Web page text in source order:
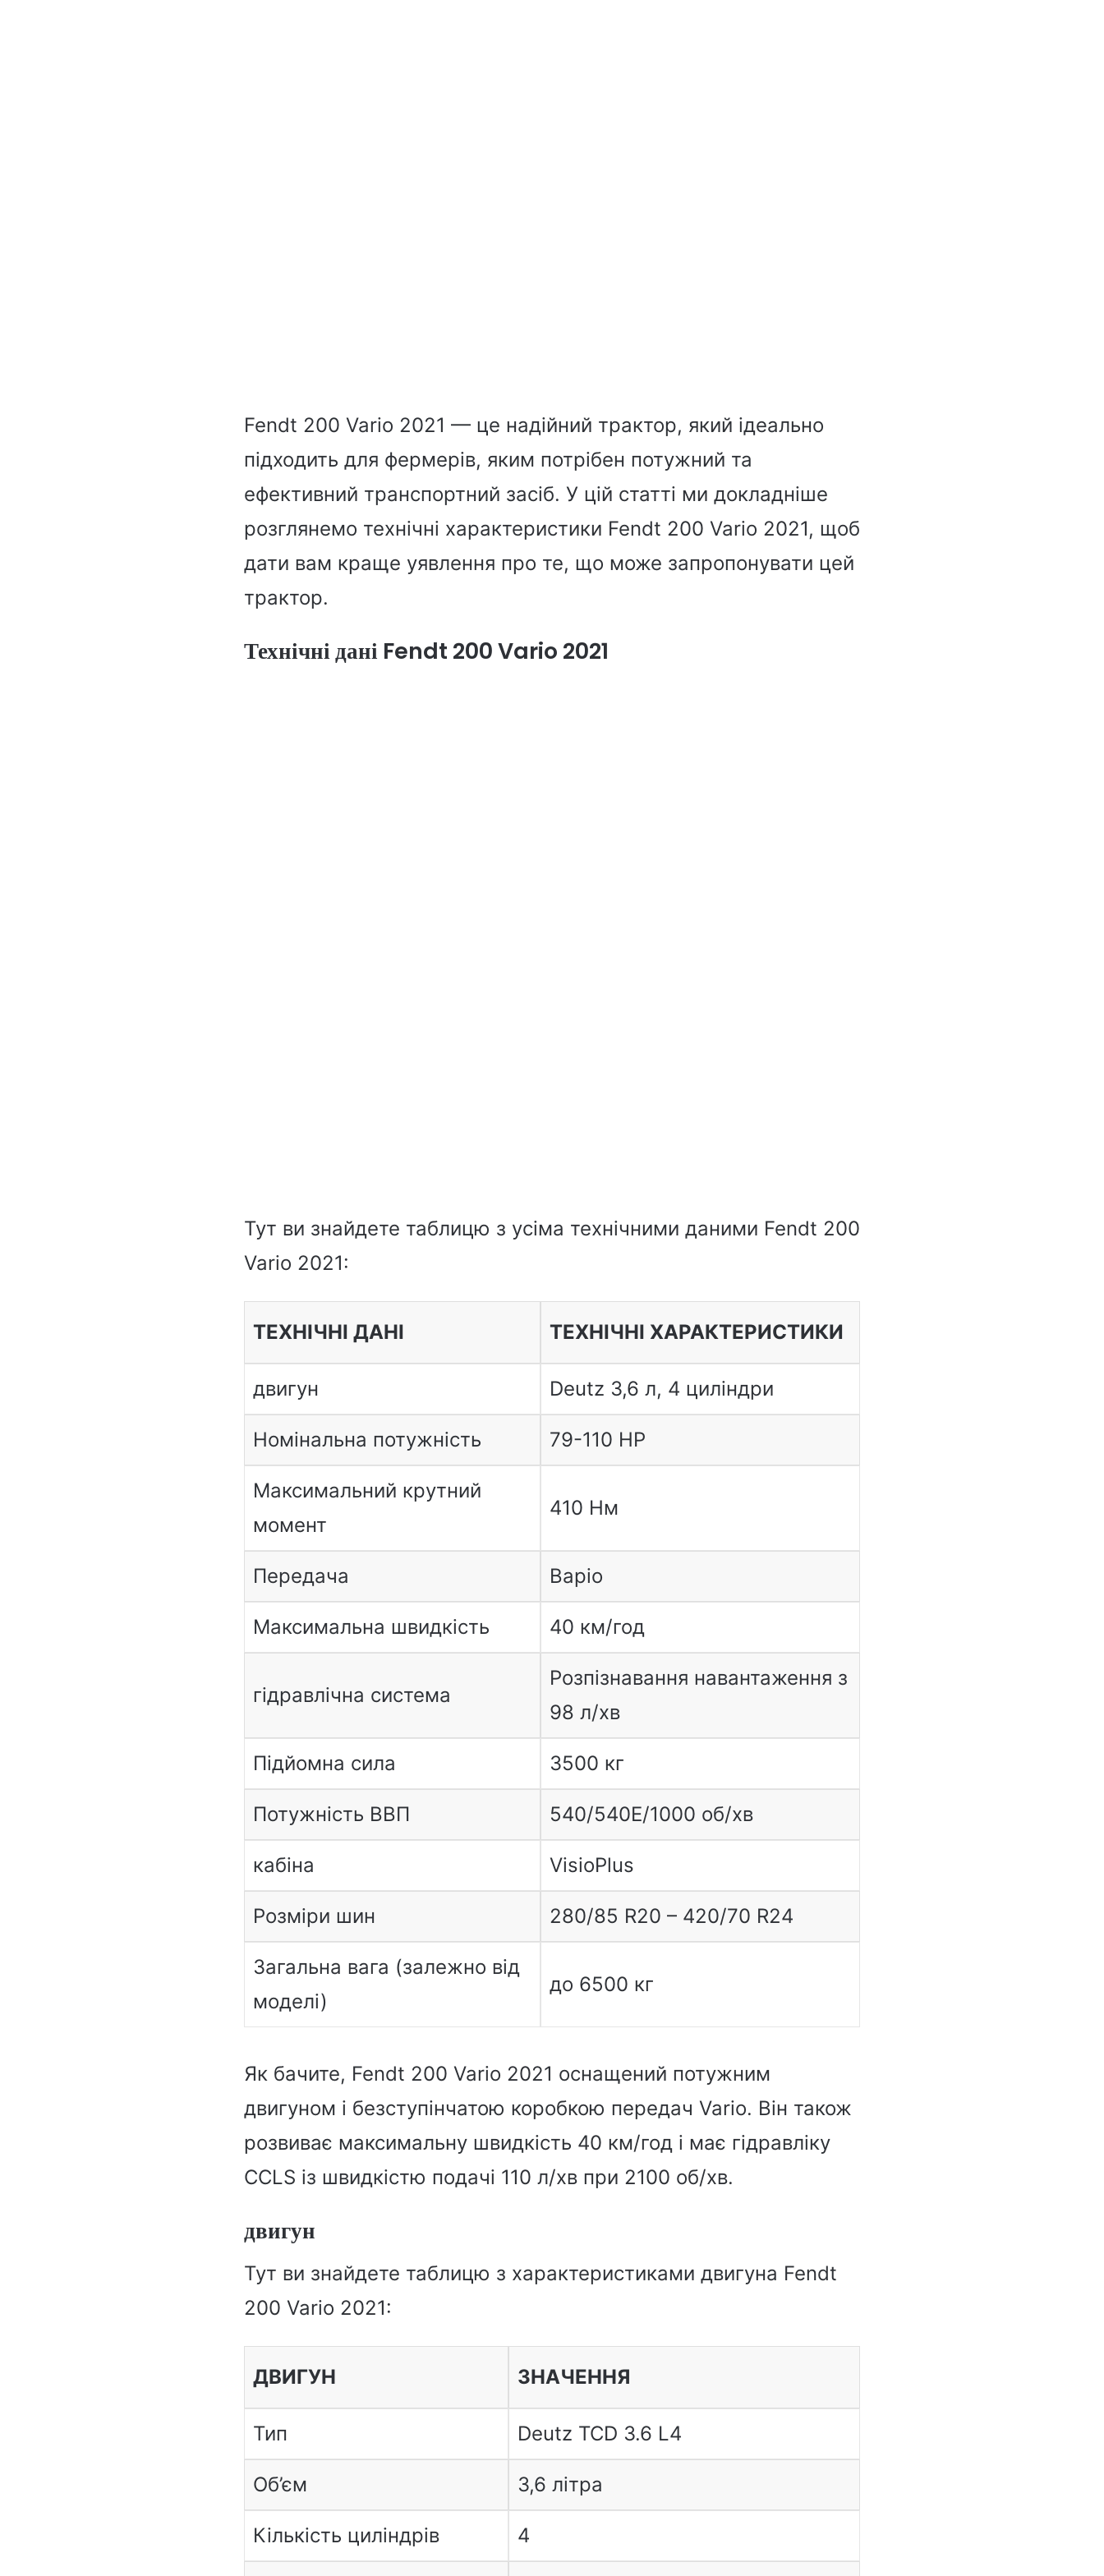
Fendt 200 Vario 2021 — це надійний трактор, який ідеально
підходить для фермерів, яким потрібен потужний та
ефективний транспортний засіб. У цій статті ми докладніше
розглянемо технічні характеристики Fendt 200 Vario 2021, щоб
дати вам краще уявлення про те, що може запропонувати цей
трактор.
Технічні дані Fendt 200 Vario 2021
Тут ви знайдете таблицю з усіма технічними даними Fendt 200
Vario 2021:
ТЕХНІЧНІ ДАНІ ТЕХНІЧНІ ХАРАКТЕРИСТИКИ
двигун Deutz 3,6 л, 4 циліндри
Номінальна потужність 79-110 HP
Максимальний крутний
момент
410 Нм
Передача Варіо
Максимальна швидкість 40 км/год
гідравлічна система
Розпізнавання навантаження з
98 л/хв
Підйомна сила 3500 кг
Потужність ВВП 540/540E/1000 об/хв
кабіна VisioPlus
Розміри шин 280/85 R20 – 420/70 R24
Загальна вага (залежно від
моделі)
до 6500 кг
Як бачите, Fendt 200 Vario 2021 оснащений потужним
двигуном і безступінчатою коробкою передач Vario. Він також
розвиває максимальну швидкість 40 км/год і має гідравліку
CCLS із швидкістю подачі 110 л/хв при 2100 об/хв.
двигун
Тут ви знайдете таблицю з характеристиками двигуна Fendt
200 Vario 2021:
ДВИГУН ЗНАЧЕННЯ
Тип Deutz TCD 3.6 L4
Об’єм 3,6 літра
Кількість циліндрів 4